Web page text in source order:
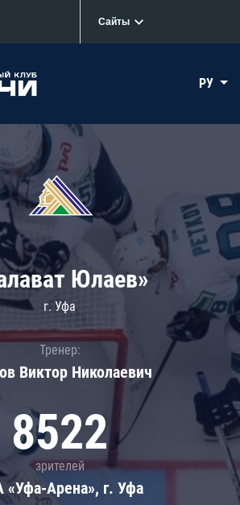
Сайты
РУ
Юлаев»
г. Уфа
Тренер:
Виктор Николаевич
8522
зрителей
«Уфа-Арена», г. Уфа